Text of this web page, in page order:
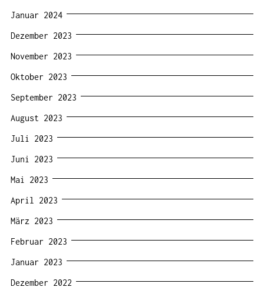
Januar 2024
Dezember 2023
November 2023
Oktober 2023
September 2023
August 2023
Juli 2023
Juni 2023
Mai 2023
April 2023
März 2023
Februar 2023
Januar 2023
Dezember 2022